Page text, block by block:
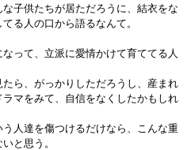
子供たちが居ただろうに、結衣をな
る人の口から語るなんて。
って、立派に愛情かけて育ててる人
ら、がっかりしただろうし、産まれ
マをみて、自信をなくしたかもしれ
人達を傷つけるだけなら、こんな重
と思う。